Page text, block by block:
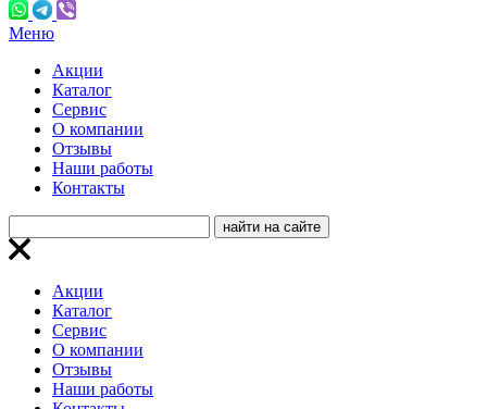
Меню
Акции
Каталог
Сервис
О компании
Отзывы
Наши работы
Контакты
Акции
Каталог
Сервис
О компании
Отзывы
Наши работы